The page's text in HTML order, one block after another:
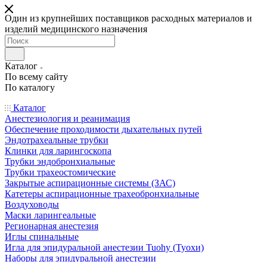
Один из крупнейших поставщиков расходных материалов и
изделий медицинского назначения
Каталог
По всему сайту
По каталогу
Каталог
Анестезиология и реанимация
Обеспечение проходимости дыхательных путей
Эндотрахеальные трубки
Клинки для ларингоскопа
Трубки эндобронхиальные
Трубки трахеостомические
Закрытые аспирационные системы (ЗАС)
Катетеры аспирационные трахеобронхиальные
Воздуховоды
Маски ларингеальные
Регионарная анестезия
Иглы спинальные
Игла для эпидуральной анестезии Tuohy (Туохи)
Наборы для эпидуральной анестезии